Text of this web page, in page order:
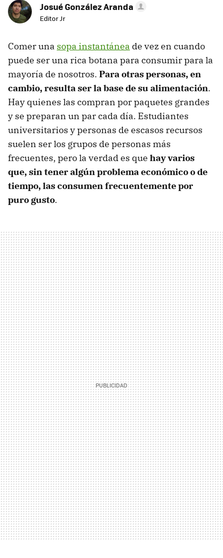
Josué González Aranda
Editor Jr
Comer una sopa instantánea de vez en cuando
puede ser una rica botana para consumir para la
mayoría de nosotros. Para otras personas, en
cambio, resulta ser la base de su alimentación.
Hay quienes las compran por paquetes grandes
y se preparan un par cada día. Estudiantes
universitarios y personas de escasos recursos
suelen ser los grupos de personas más
frecuentes, pero la verdad es que hay varios
que, sin tener algún problema económico o de
tiempo, las consumen frecuentemente por
puro gusto.